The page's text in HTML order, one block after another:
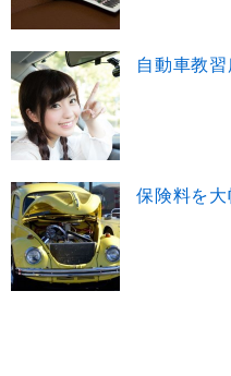
自動車教
保険料を